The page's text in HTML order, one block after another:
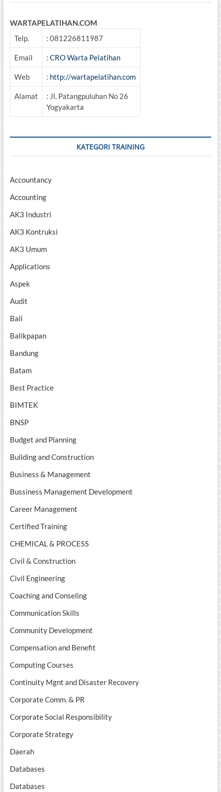
WARTAPELATIHAN.COM
Telp.
: 081226811987
Email : CRO Warta Pelatihan
Web : http://wartapelatihan.com
Alamat
: Jl. Patangpuluhan No 26
Yogyakarta
KATEGORI TRAINING
Accountancy
Accounting
AK3 Industri
AK3 Kontruksi
AK3 Umum
Applications
Aspek
Audit
Bali
Balikpapan
Bandung
Batam
Best Practice
BIMTEK
BNSP
Budget and Planning
Building and Construction
Business & Management
Bussiness Management Development
Career Management
Certified Training
CHEMICAL & PROCESS
Civil & Construction
Civil Engineering
Coaching and Conseling
Communication Skills
Community Development
Compensation and Benefit
Computing Courses
Continuity Mgnt and Disaster Recovery
Corporate Comm. & PR
Corporate Social Responsibility
Corporate Strategy
Daerah
Databases
Databases